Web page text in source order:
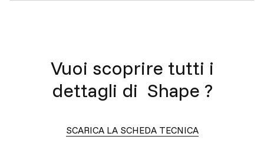
Vuoi scoprire tutti i
dettagli di Shape ?
SCARICA LA SCHEDA TECNICA